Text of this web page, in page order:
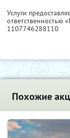
Услуги
ответственностью
1107746288110
Похожие